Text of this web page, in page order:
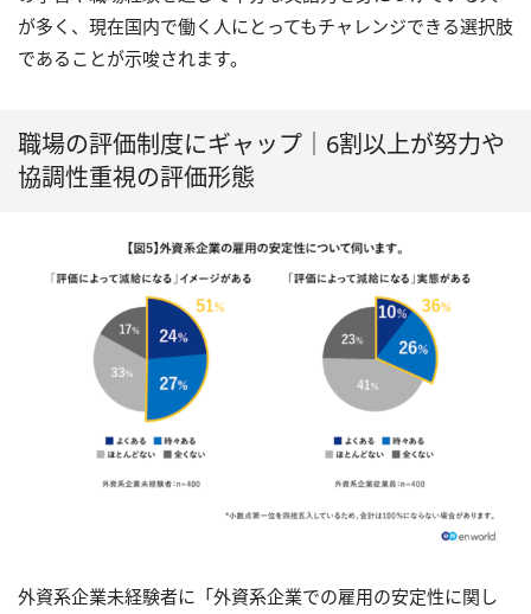
が多く、現在国内で働く人にとってもチャレンジできる選択肢
であることが示唆されます。
職場の評価制度にギャップ｜6割以上が努力や
協調性重視の評価形態
外資系企業未経験者に「外資系企業での雇用の安定性に関し